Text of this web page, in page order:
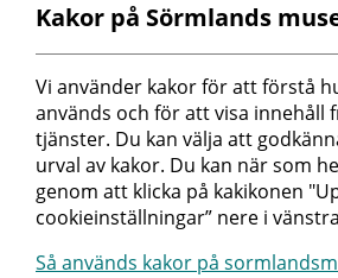
Postadress
Sörmlands museum
Box 314
611 26 Nyköping
Kakor på Sörmlands
Vi använder kakor för att förstå
används och för att visa innehåll
tjänster. Du kan välja att
urval av kakor. Du kan när som
genom att klicka på kakikonen
cookieinställningar” nere i
Så används kakor på